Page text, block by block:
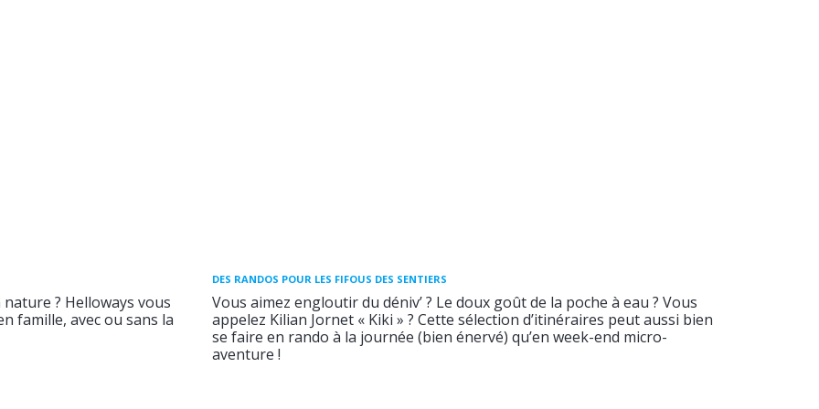
? Helloways vous
famille, avec ou sans la
DES RANDOS POUR LES FIFOUS DES SENTIERS
Vous aimez engloutir du déniv’ ? Le doux goût de la poche à eau ? Vous
appelez Kilian Jornet « Kiki » ? Cette sélection d’itinéraires peut aussi bien
se faire en rando à la journée (bien énervé) qu’en week-end micro-
aventure !